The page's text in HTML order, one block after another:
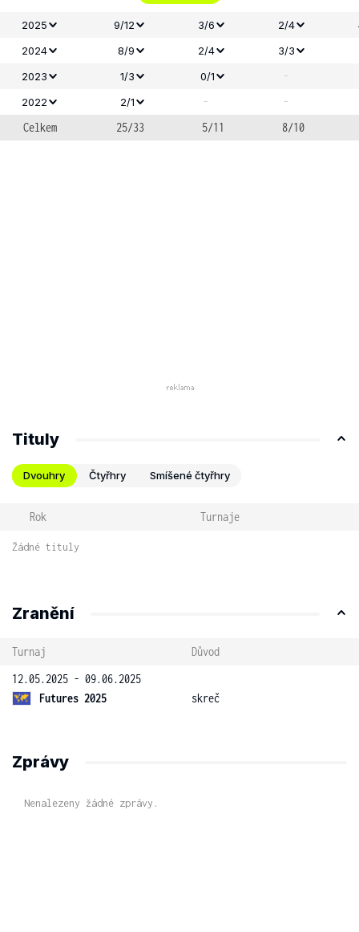
2025 9/12 3/6 2/4
2024
8/9 2/4 3/3
2023
1/3 0/1 -
2022 2/1 -
-
Celkem
25/33 5/11 8/10
Tituly
Dvouhry Čtyřhry Smíšené čtyřhry
Rok Turnaje
Žádné tituly
Zranění
Turnaj
Důvod
12.05.2025 - 09.06.2025
Futures 2025
skreč
Zprávy
Nenalezeny žádné zprávy.